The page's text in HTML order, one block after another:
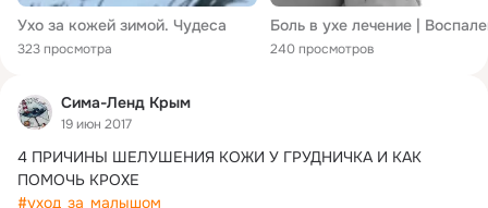
Ухо за кожей зимой. Чудеса
323 просмотра 240 просмотров
Сима-Ленд Крым
19 июн 2017
4 ПРИЧИНЫ ШЕЛУШЕНИЯ КОЖИ У ГРУДНИЧКА И КАК
#уход_за_малышом